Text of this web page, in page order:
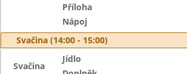
Příloha
Nápoj
Svačina (14:00 - 15:00)
Svačina
Jídlo